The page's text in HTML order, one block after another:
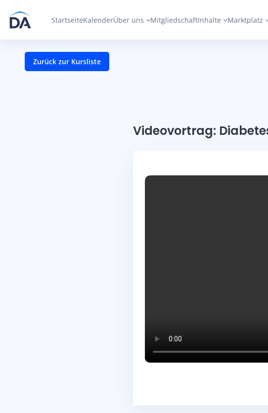
StartseiteKalenderÜber uns MitgliedschaftInhalte Marktplatz
Zurück zur Kursliste
Videovortrag: